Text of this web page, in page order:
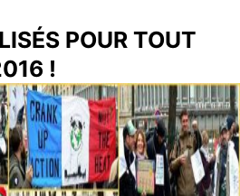
POUR TOUT
!